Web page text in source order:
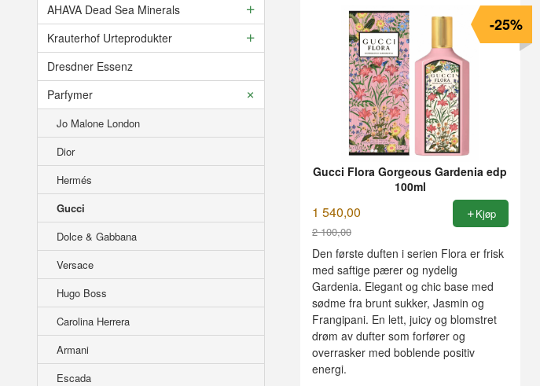
AHAVA Dead Sea Minerals
Krauterhof Urteprodukter
Dresdner Essenz
Parfymer
Jo Malone London
Dior
Hermés
Gucci
Dolce & Gabbana
Versace
Hugo Boss
Carolina Herrera
Armani
Escada
Gucci Flora Gorgeous Gardenia edp
100ml
1 540,00
2 100,00
Rabatt
-25%
Kjøp
Den første duften i serien Flora er frisk
med saftige pærer og nydelig
Gardenia. Elegant og chic base med
sødme fra brunt sukker, Jasmin og
Frangipani. En lett, juicy og blomstret
drøm av dufter som forfører og
overrasker med boblende positiv
energi.